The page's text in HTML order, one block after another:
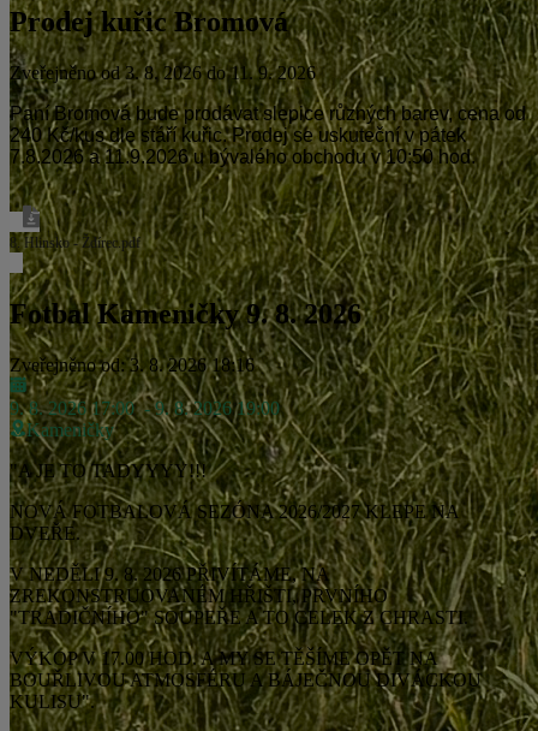
Prodej kuřic Bromová
Zveřejněno od 3. 8. 2026 do 11. 9. 2026
Paní Bromová bude prodávat slepice různých barev, cena od
240 Kč/kus dle stáří kuřic. Prodej se uskuteční v pátek
7.8.2026 a 11.9.2026 u bývalého obchodu v 10:50 hod.
8. Hlinsko - Ždírec.pdf
Fotbal Kameničky 9. 8. 2026
Zveřejněno od: 3. 8. 2026 18:16
9. 8. 2026 17:00- 9. 8. 2026 19:00
Kameničky
"A JE TO TADYYYY!!!
NOVÁ FOTBALOVÁ SEZÓNA 2026/2027 KLEPE NA
DVEŘE.
V NEDĚLI 9. 8. 2026 PŘIVÍTÁME, NA
ZREKONSTRUOVANÉM HŘIŠTI, PRVNÍHO
"TRADIČNÍHO" SOUPEŘE A TO CELEK Z CHRASTI.
VÝKOP V 17.00 HOD. A MY SE TĚŠÍME OPĚT NA
BOUŘLIVOU ATMOSFÉRU A BÁJEČNOU DIVÁCKOU
KULISU".